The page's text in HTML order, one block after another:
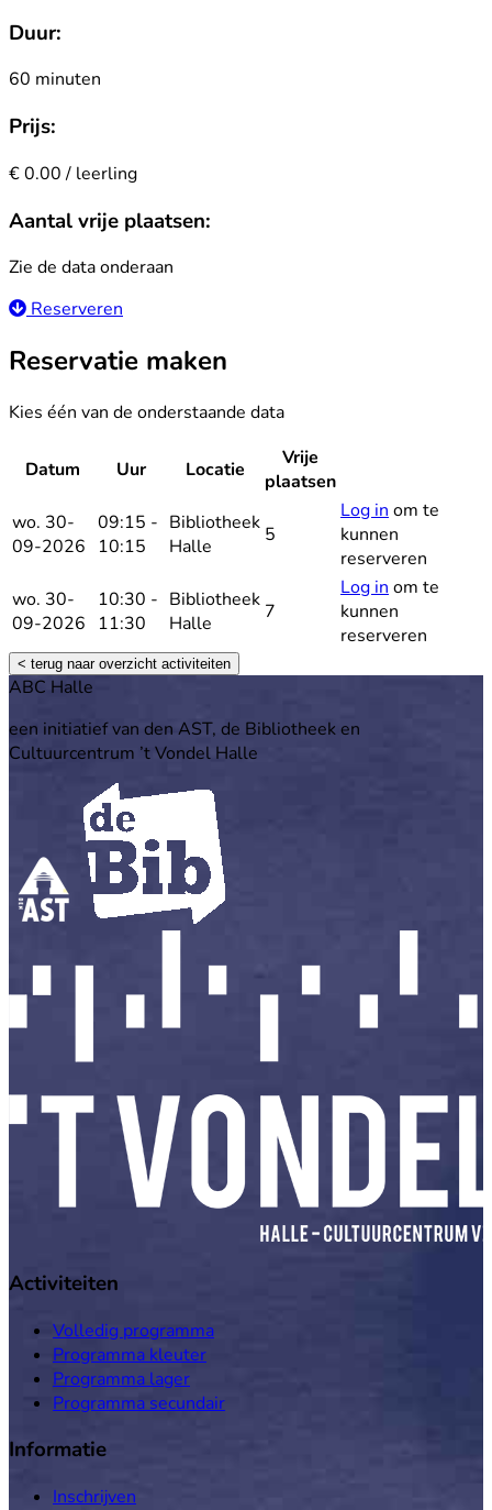
Duur:
60 minuten
Prijs:
€ 0.00 / leerling
Aantal vrije plaatsen:
Zie de data onderaan
Reserveren
Reservatie maken
Kies één van de onderstaande data
Datum Uur Locatie
Vrije
plaatsen
wo. 30-
09-2026
09:15 -
10:15
Bibliotheek
Halle
5
Log in om te
kunnen
reserveren
wo. 30-
09-2026
10:30 -
11:30
Bibliotheek
Halle
7
Log in om te
kunnen
reserveren
< terug naar overzicht activiteiten
Footer
ABC Halle
een initiatief van den AST, de Bibliotheek en
Cultuurcentrum ’t Vondel Halle
Activiteiten
Volledig programma
Programma kleuter
Programma lager
Programma secundair
Informatie
Inschrijven